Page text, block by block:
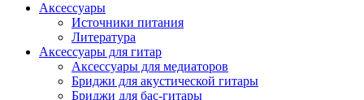
Аксессуары
Источники питания
Литература
Аксессуары для гитар
Аксессуары для медиаторов
Бриджи для акустической гитары
Бриджи для бас-гитары